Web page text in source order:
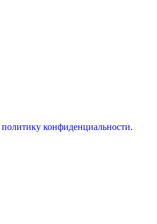
политику конфиденциальности.